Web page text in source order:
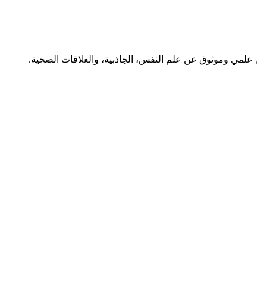
وموثوق عن علم النفس، الجاذبية، والعلاقات الصحية.